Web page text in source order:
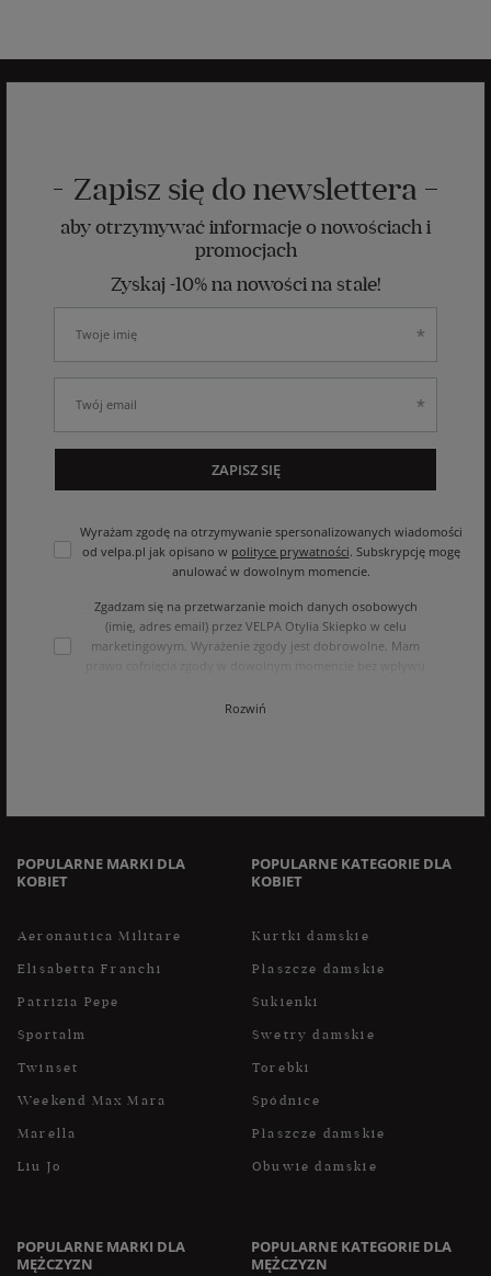
Zapisz się do newslettera
aby otrzymywać informacje o nowościach i
promocjach
Zyskaj -10% na nowości na stałe!
Wyrażam zgodę na otrzymywanie spersonalizowanych wiadomości
od velpa.pl jak opisano w polityce prywatności. Subskrypcję mogę
anulować w dowolnym momencie.
Zgadzam się na przetwarzanie moich danych osobowych
(imię, adres email) przez VELPA Otylia Skiepko w celu
marketingowym. Wyrażenie zgody jest dobrowolne. Mam
podstawie zgody przed jej cofnięciem. Mam prawo dostępu
Rozwiń
ZAPISZ SIĘ
POPULARNE MARKI DLA
KOBIET
Aeronautica Militare
Elisabetta Franchi
Patrizia Pepe
Sportalm
Twinset
Weekend Max Mara
Marella
Liu Jo
POPULARNE KATEGORIE DLA
KOBIET
Kurtki damskie
Płaszcze damskie
Sukienki
Swetry damskie
Torebki
Spódnice
Płaszcze damskie
Obuwie damskie
POPULARNE MARKI DLA
MĘŻCZYZN
POPULARNE KATEGORIE DLA
MĘŻCZYZN